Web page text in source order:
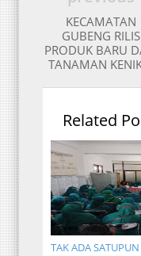
KECAMATAN
GUBENG RILIS
PRODUK BARU
TANAMAN
Related
TAK ADA